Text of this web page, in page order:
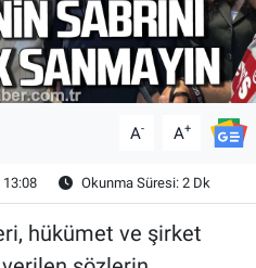
A- A+
13:08 Okunma Süresi: 2 Dk
hükümet ve şirket